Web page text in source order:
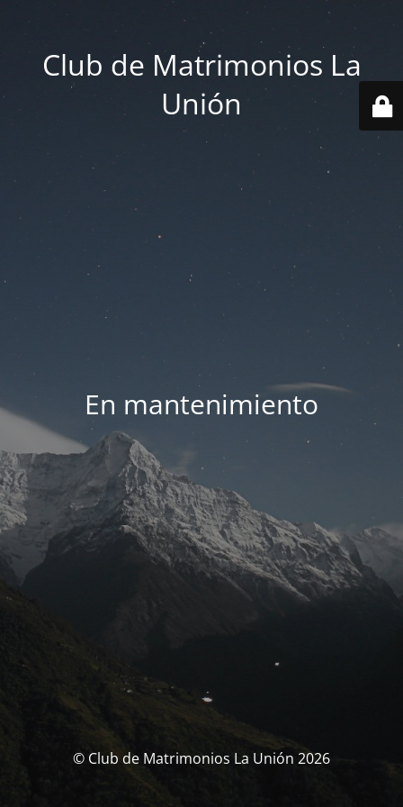
Club de Matrimonios La
Unión
En mantenimiento
© Club de Matrimonios La Unión 2026